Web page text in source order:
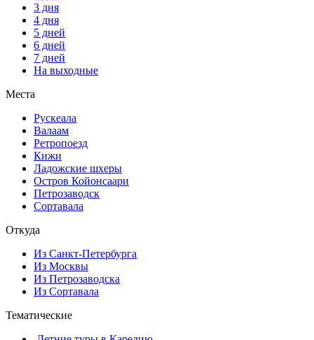
3 дня
4 дня
5 дней
6 дней
7 дней
На выходные
Места
Рускеала
Валаам
Ретропоезд
Кижи
Ладожские шхеры
Остров Койонсаари
Петрозаводск
Сортавала
Откуда
Из Санкт-Петербурга
Из Москвы
Из Петрозаводска
Из Сортавала
Тематические